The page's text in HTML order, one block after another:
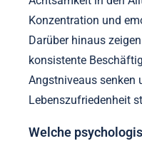
Konzentration und
Darüber hinaus
konsistente
Angstniveaus senken
Lebenszufriedenheit
Welche